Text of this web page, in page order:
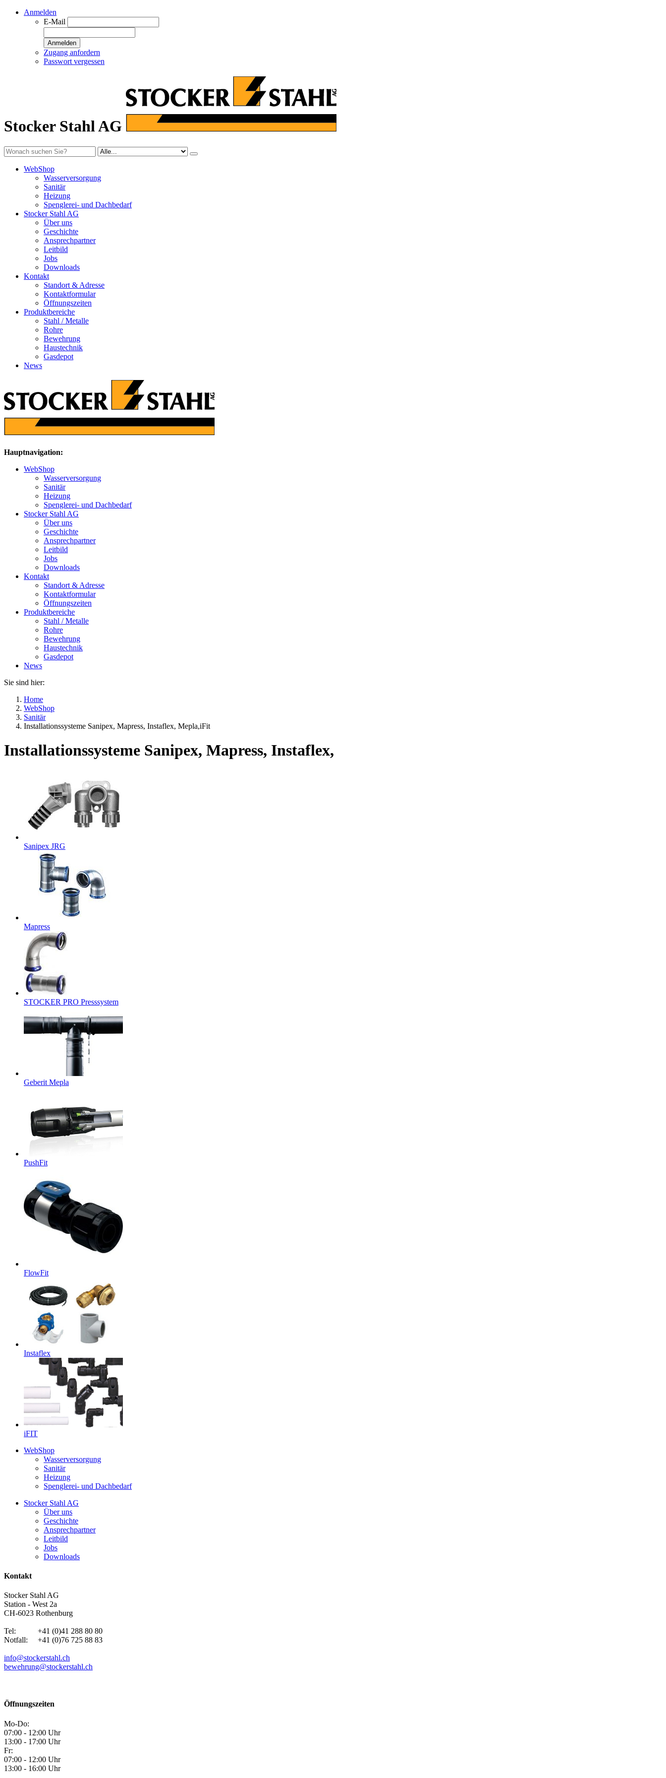
Anmelden
E-Mail
Anmelden
Zugang anfordern
Passwort vergessen
Stocker Stahl AG
WebShop
Wasserversorgung
Sanitär
Heizung
Spenglerei- und Dachbedarf
Stocker Stahl AG
Über uns
Geschichte
Ansprechpartner
Leitbild
Jobs
Downloads
Kontakt
Standort & Adresse
Kontaktformular
Öffnungszeiten
Produktbereiche
Stahl / Metalle
Rohre
Bewehrung
Haustechnik
Gasdepot
News
Hauptnavigation:
WebShop
Wasserversorgung
Sanitär
Heizung
Spenglerei- und Dachbedarf
Stocker Stahl AG
Über uns
Geschichte
Ansprechpartner
Leitbild
Jobs
Downloads
Kontakt
Standort & Adresse
Kontaktformular
Öffnungszeiten
Produktbereiche
Stahl / Metalle
Rohre
Bewehrung
Haustechnik
Gasdepot
News
Sie sind hier:
Home
WebShop
Sanitär
Installationssysteme Sanipex, Mapress, Instaflex, Mepla,iFit
Installationssysteme Sanipex, Mapress, Instaflex,
Sanipex JRG
Mapress
STOCKER PRO Presssystem
Geberit Mepla
PushFit
FlowFit
Instaflex
iFIT
WebShop
Wasserversorgung
Sanitär
Heizung
Spenglerei- und Dachbedarf
Stocker Stahl AG
Über uns
Geschichte
Ansprechpartner
Leitbild
Jobs
Downloads
Kontakt
Stocker Stahl AG
Station - West 2a
CH-6023 Rothenburg
Tel: +41 (0)41 288 80 80
Notfall: +41 (0)76 725 88 83
info@stockerstahl.ch
bewehrung@stockerstahl.ch
Öffnungszeiten
Mo-Do:
07:00 - 12:00 Uhr
13:00 - 17:00 Uhr
Fr:
07:00 - 12:00 Uhr
13:00 - 16:00 Uhr